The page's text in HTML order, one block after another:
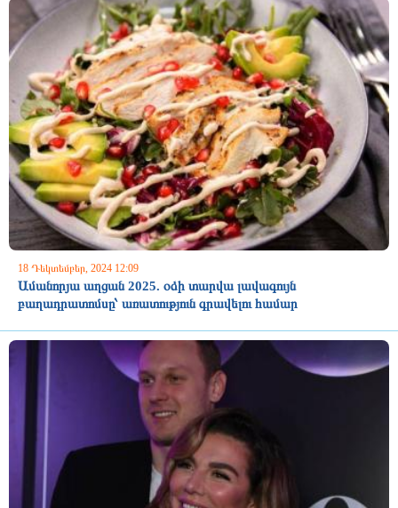
18 Դեկտեմբեր, 2024 12:09
Ամանորյա աղցան 2025. օձի տարվա լավագույն
բաղադրատոմսը՝ առատություն գրավելու համար